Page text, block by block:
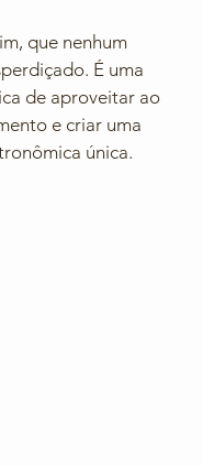
que nenhum
É uma
de aproveitar ao
e criar uma
única.